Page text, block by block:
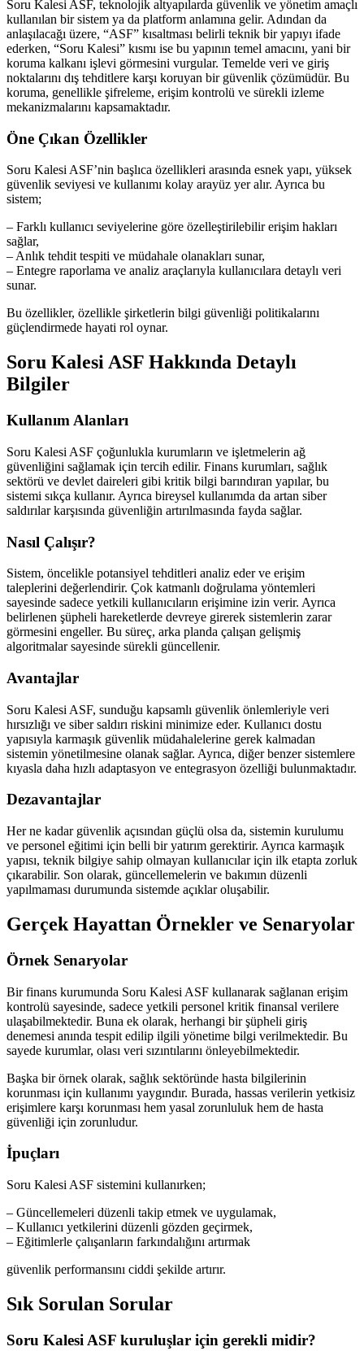
Soru Kalesi ASF, teknolojik altyapılarda güvenlik ve yönetim amaçlı
kullanılan bir sistem ya da platform anlamına gelir. Adından da
anlaşılacağı üzere, “ASF” kısaltması belirli teknik bir yapıyı ifade
ederken, “Soru Kalesi” kısmı ise bu yapının temel amacını, yani bir
koruma kalkanı işlevi görmesini vurgular. Temelde veri ve giriş
noktalarını dış tehditlere karşı koruyan bir güvenlik çözümüdür. Bu
koruma, genellikle şifreleme, erişim kontrolü ve sürekli izleme
mekanizmalarını kapsamaktadır.
Öne Çıkan Özellikler
Soru Kalesi ASF’nin başlıca özellikleri arasında esnek yapı, yüksek
güvenlik seviyesi ve kullanımı kolay arayüz yer alır. Ayrıca bu
sistem;
– Farklı kullanıcı seviyelerine göre özelleştirilebilir erişim hakları
sağlar,
– Anlık tehdit tespiti ve müdahale olanakları sunar,
– Entegre raporlama ve analiz araçlarıyla kullanıcılara detaylı veri
sunar.
Bu özellikler, özellikle şirketlerin bilgi güvenliği politikalarını
güçlendirmede hayati rol oynar.
Soru Kalesi ASF Hakkında Detaylı
Bilgiler
Kullanım Alanları
Soru Kalesi ASF çoğunlukla kurumların ve işletmelerin ağ
güvenliğini sağlamak için tercih edilir. Finans kurumları, sağlık
sektörü ve devlet daireleri gibi kritik bilgi barındıran yapılar, bu
sistemi sıkça kullanır. Ayrıca bireysel kullanımda da artan siber
saldırılar karşısında güvenliğin artırılmasında fayda sağlar.
Nasıl Çalışır?
Sistem, öncelikle potansiyel tehditleri analiz eder ve erişim
taleplerini değerlendirir. Çok katmanlı doğrulama yöntemleri
sayesinde sadece yetkili kullanıcıların erişimine izin verir. Ayrıca
belirlenen şüpheli hareketlerde devreye girerek sistemlerin zarar
görmesini engeller. Bu süreç, arka planda çalışan gelişmiş
algoritmalar sayesinde sürekli güncellenir.
Avantajlar
Soru Kalesi ASF, sunduğu kapsamlı güvenlik önlemleriyle veri
hırsızlığı ve siber saldırı riskini minimize eder. Kullanıcı dostu
yapısıyla karmaşık güvenlik müdahalelerine gerek kalmadan
sistemin yönetilmesine olanak sağlar. Ayrıca, diğer benzer sistemlere
kıyasla daha hızlı adaptasyon ve entegrasyon özelliği bulunmaktadır.
Dezavantajlar
Her ne kadar güvenlik açısından güçlü olsa da, sistemin kurulumu
ve personel eğitimi için belli bir yatırım gerektirir. Ayrıca karmaşık
yapısı, teknik bilgiye sahip olmayan kullanıcılar için ilk etapta zorluk
çıkarabilir. Son olarak, güncellemelerin ve bakımın düzenli
yapılmaması durumunda sistemde açıklar oluşabilir.
Gerçek Hayattan Örnekler ve Senaryolar
Örnek Senaryolar
Bir finans kurumunda Soru Kalesi ASF kullanarak sağlanan erişim
kontrolü sayesinde, sadece yetkili personel kritik finansal verilere
ulaşabilmektedir. Buna ek olarak, herhangi bir şüpheli giriş
denemesi anında tespit edilip ilgili yönetime bilgi verilmektedir. Bu
sayede kurumlar, olası veri sızıntılarını önleyebilmektedir.
Başka bir örnek olarak, sağlık sektöründe hasta bilgilerinin
korunması için kullanımı yaygındır. Burada, hassas verilerin yetkisiz
erişimlere karşı korunması hem yasal zorunluluk hem de hasta
güvenliği için zorunludur.
İpuçları
Soru Kalesi ASF sistemini kullanırken;
– Güncellemeleri düzenli takip etmek ve uygulamak,
– Kullanıcı yetkilerini düzenli gözden geçirmek,
– Eğitimlerle çalışanların farkındalığını artırmak
güvenlik performansını ciddi şekilde artırır.
Sık Sorulan Sorular
Soru Kalesi ASF kuruluşlar için gerekli midir?